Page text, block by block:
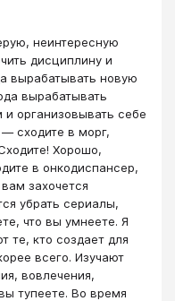
неинтересную
дисциплину и
вырабатывать новую
вырабатывать
организовывать себе
сходите в морг,
Хорошо,
в онкодиспансер,
захочется
убрать сериалы,
что вы умнеете. Я
те, кто создает для
всего. Изучают
вовлечения,
тупеете. Во время